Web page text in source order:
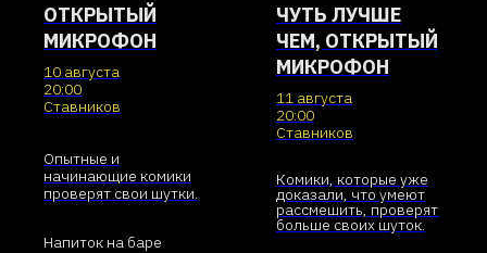
ОТКРЫТЫЙ
МИКРОФОН
10 августа
20:00
Ставников
Опытные и
начинающие комики
проверят свои шутки.
Напиток на баре
ЧУТЬ ЛУЧШЕ
ЧЕМ, ОТКРЫТЫЙ
МИКРОФОН
11 августа
20:00
Ставников
Комики, которые уже
доказали, что умеют
рассмешить, проверят
больше своих шуток.